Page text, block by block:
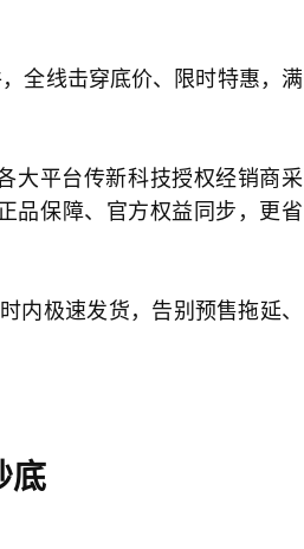
全线击穿底价、限时特惠，满
大平台传新科技授权经销商采
品保障、官方权益同步，更省
极速发货，告别预售拖延、
底